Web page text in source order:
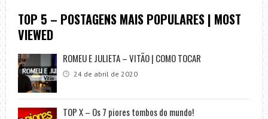
TOP 5 – POSTAGENS MAIS POPULARES | MOST
VIEWED
ROMEU E JULIETA – VITÃO | COMO TOCAR
24 de abril de 2020
TOP X – Os 7 piores tombos do mundo!